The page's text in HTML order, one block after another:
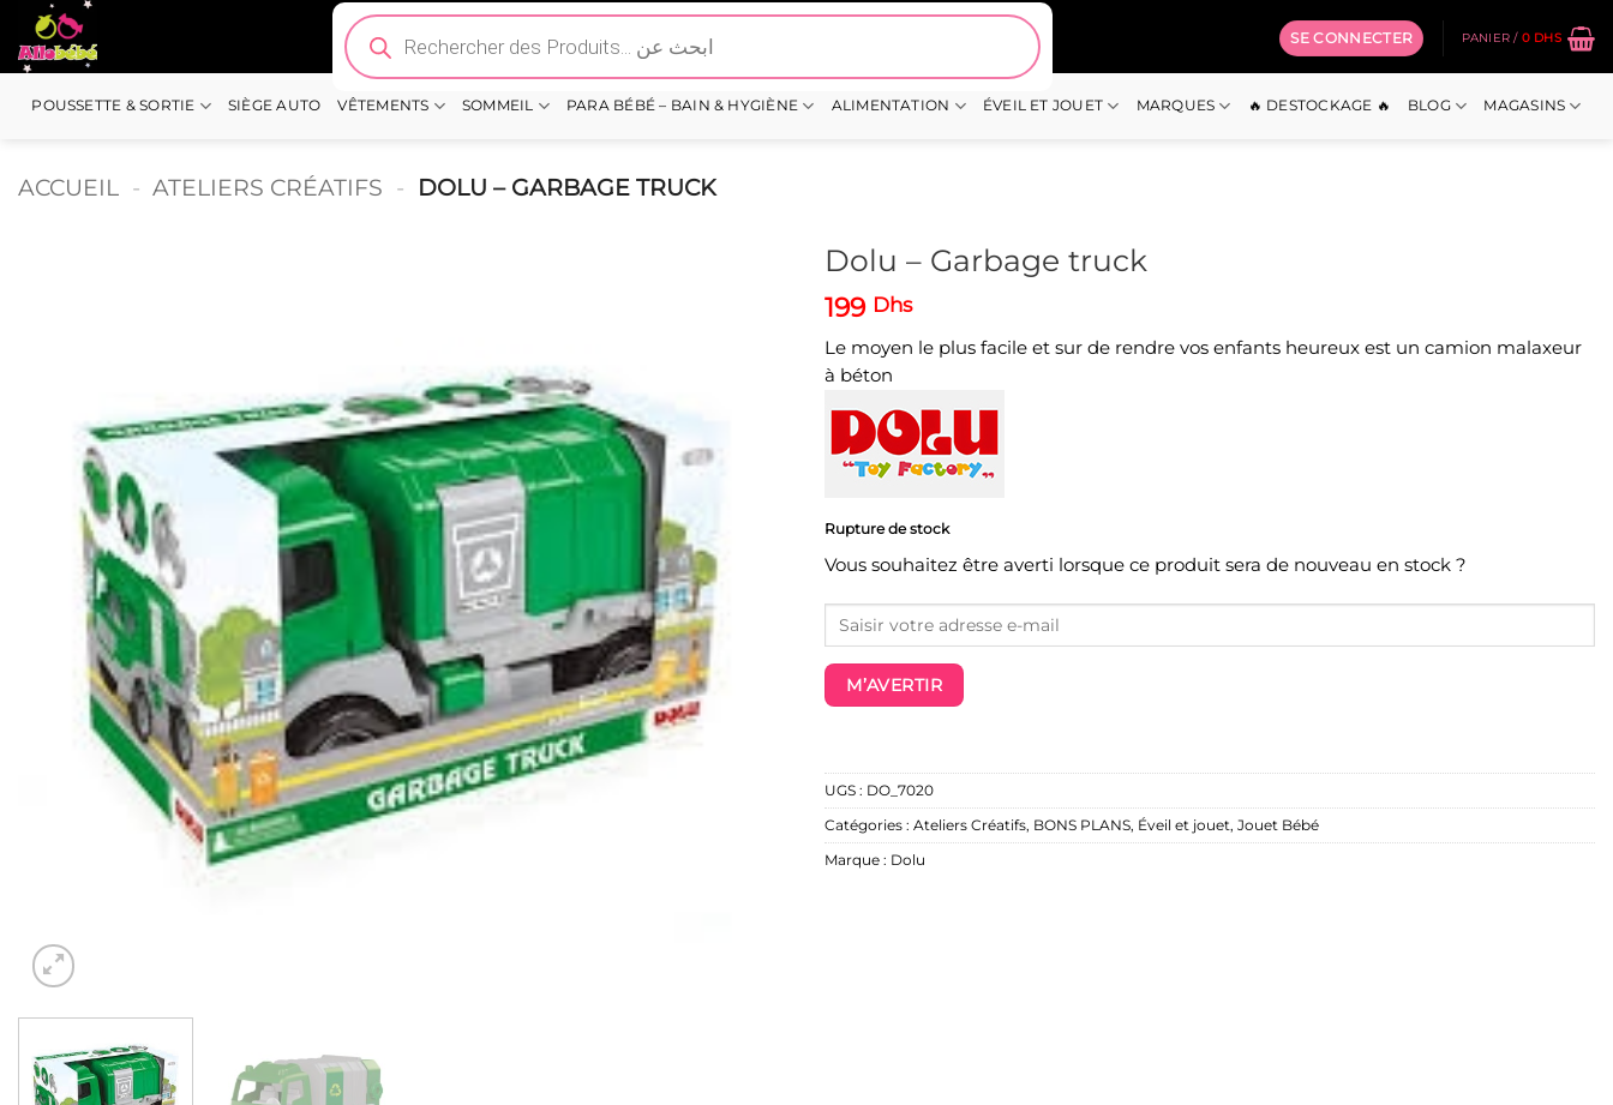
Passer
au
contenu
Recherche
de
produits
SE CONNECTER PANIER / 0 DHS
POUSSETTE & SORTIE SIÈGE AUTO VÊTEMENTS SOMMEIL PARA BÉBÉ – BAIN & HYGIÈNE ALIMENTATION ÉVEIL ET JOUET MARQUES 🔥 DESTOCKAGE 🔥 BLOG MAGASINS
ACCUEIL - ATELIERS CRÉATIFS - DOLU – GARBAGE TRUCK
Dolu – Garbage truck
199 Dhs
Le moyen le plus facile et sur de rendre vos enfants heureux est un camion malaxeur
à béton
Rupture de stock
Vous souhaitez être averti lorsque ce produit sera de nouveau en stock ?
M’AVERTIR
UGS : DO_7020
Catégories : Ateliers Créatifs, BONS PLANS, Éveil et jouet, Jouet Bébé
Marque : Dolu